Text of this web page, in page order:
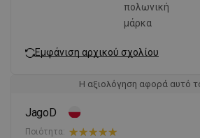
πολωνική
μάρκα
Εμφάνιση αρχικού σχολίου
Η αξιολόγηση αφορά αυτό
JagoD
Ποιότητα: